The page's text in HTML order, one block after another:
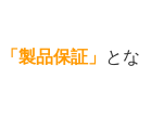
「製品保証」 とな